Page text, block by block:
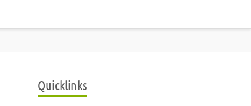
Quicklinks